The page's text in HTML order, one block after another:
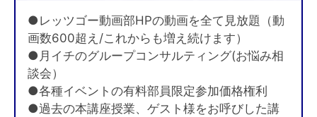
●レッツゴー動画部HPの動画を全て見放題（動
画数600超え/これからも増え続けます）
●月イチのグループコンサルティング(お悩み相
談会）
●各種イベントの有料部員限定参加価格権利
●過去の本講座授業、ゲスト様をお呼びした講